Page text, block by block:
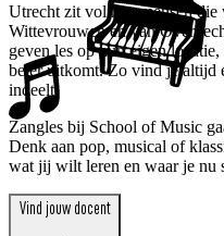
Utrecht zit vol met mensen
Wittevrouwen en van
geven les op hun eigen
beter uitkomt. Zo vind je altijd
indeelt.
Zangles bij School of Music
Denk aan pop, musical of
wat jij wilt leren en waar je nu
Vind jouw docent